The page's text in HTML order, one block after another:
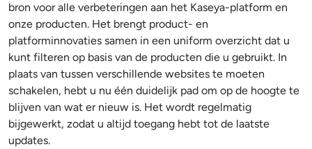
bron voor alle verbeteringen aan het Kaseya-platform en
onze producten. Het brengt product- en
platforminnovaties samen in een uniform overzicht dat u
kunt filteren op basis van de producten die u gebruikt. In
plaats van tussen verschillende websites te moeten
schakelen, hebt u nu één duidelijk pad om op de hoogte te
blijven van wat er nieuw is. Het wordt regelmatig
bijgewerkt, zodat u altijd toegang hebt tot de laatste
updates.